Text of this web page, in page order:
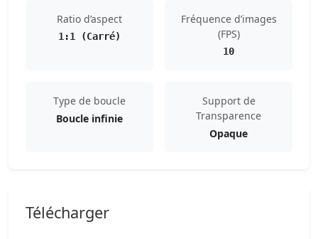
Ratio d’aspect
1:1 (Carré)
Fréquence d’images
(FPS)
10
Type de boucle
Boucle infinie
Support de
Transparence
Opaque
Télécharger